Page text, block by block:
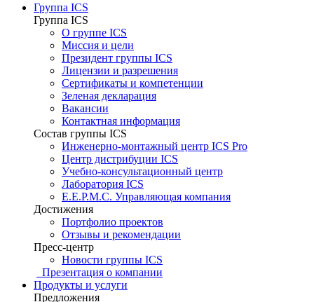
Группа ICS
Группа ICS
О группе ICS
Миссия и цели
Президент группы ICS
Лицензии и разрешения
Сертификаты и компетенции
Зеленая декларация
Вакансии
Контактная информация
Состав группы ICS
Инженерно-монтажный центр ICS Pro
Центр дистрибуции ICS
Учебно-консультационный центр
Лаборатория ICS
E.E.P.M.C. Управляющая компания
Достижения
Портфолио проектов
Отзывы и рекомендации
Пресс-центр
Новости группы ICS
Презентация о компании
Продукты и услуги
Предложения